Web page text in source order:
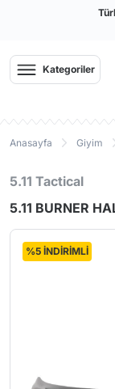
Kategoriler
Anasayfa Giyim
5.11 Tactical
5.11 BURNER
%5 İNDİRİMLİ